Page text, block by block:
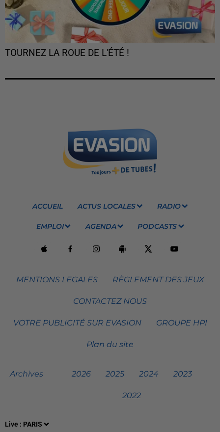
Live : PARIS
TOURNEZ LA ROUE DE L'ÉTÉ !
ACCUEIL ACTUS LOCALES RADIO
EMPLOI AGENDA PODCASTS
MENTIONS LEGALES RÈGLEMENT DES JEUX
CONTACTEZ NOUS
VOTRE PUBLICITÉ SUR EVASION GROUPE HPI
Plan du site
Archives 2026 2025 2024 2023
2022